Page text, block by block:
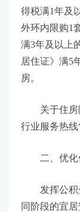
得税满1年及
外环内限购1
满3年及以上
居住证》满5
房。
关于住房限
行业服务热线
二、优化
发挥公积金
同阶段的宜